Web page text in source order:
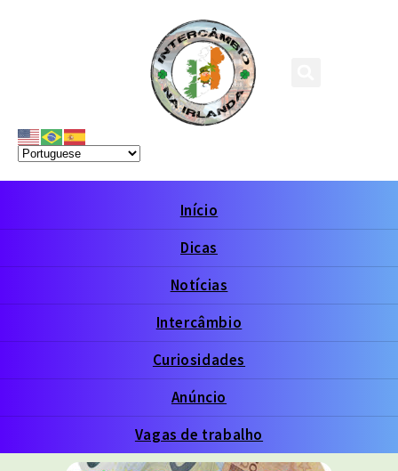
Início
Dicas
Notícias
Intercâmbio
Curiosidades
Anúncio
Vagas de trabalho